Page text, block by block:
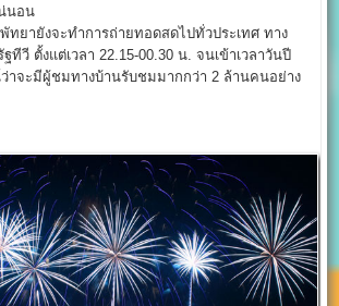
นอน
ยายังจะทำการถ่ายทอดสดไปทั่วประเทศ ทาง
วี ตั้งแต่เวลา 22.15-00.30 น. จนเข้าเวลาวันปี
าจะมีผู้ชมทางบ้านรับชมมากกว่า 2 ล้านคนอย่าง